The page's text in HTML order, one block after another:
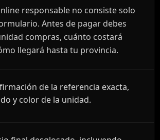
responsable no consiste solo
Antes de pagar debes
compras, cuánto costará
llegará hasta tu provincia.
de la referencia exacta,
y color de la unidad.